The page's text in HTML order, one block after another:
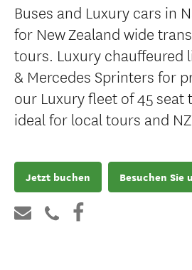
Buses and Luxury cars in
for New Zealand wide
tours. Luxury chauffeured
& Mercedes Sprinters for
our Luxury fleet of 45
ideal for local tours and
Jetzt buchen Besuchen Sie